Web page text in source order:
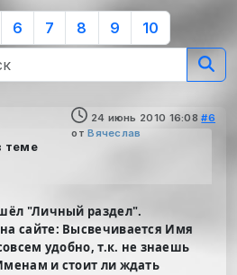
6 7 8 9 10
24 июнь 2010 16:08 #6
отВячеслав
теме
"Личный раздел".
сайте: Высвечивается Имя
удобно, т.к. не знаешь
и стоит ли ждать